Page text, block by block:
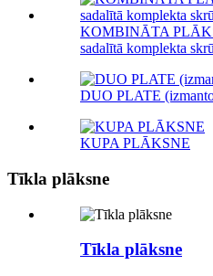
KOMBINĀTA
sadalītā komplekta
DUO PLATE
KUPA PLĀKSNE
Tīkla plāksne
Tīkla plāksne